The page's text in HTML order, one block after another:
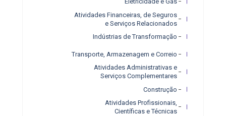
Atividades Profissionais,
Científicas e Técnicas
Construção
Atividades Administrativas e
Serviços Complementares
Transporte, Armazenagem e Correio
Indústrias de Transformação
Atividades Financeiras, de Seguros
e Serviços Relacionados
Eletricidade e Gás